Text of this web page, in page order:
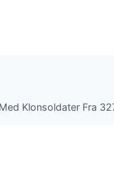
Klonsoldater Fra